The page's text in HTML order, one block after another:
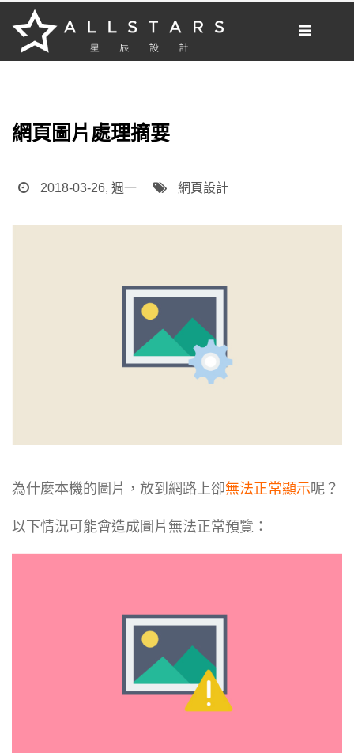
網頁圖片處理摘要
2018-03-26, 週一 網頁設計
為什麼本機的圖片，放到網路上卻無法正常顯示呢？
以下情況可能會造成圖片無法正常預覽：
[我想要做網站]
網站開發
網站小知識